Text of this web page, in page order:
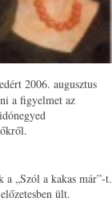
2006. augusztus
a figyelmet az
a „Szól a kakas már”-t.
ült.